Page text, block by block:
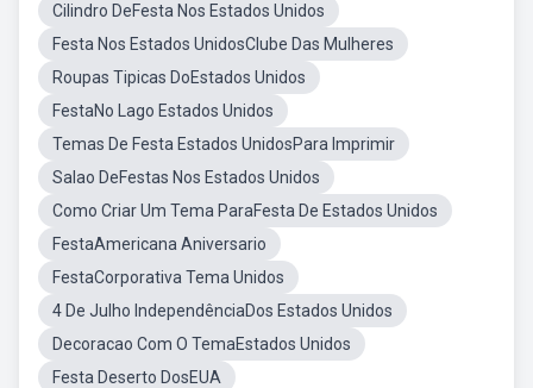
Cilindro DeFesta Nos Estados Unidos
Festa Nos Estados UnidosClube Das Mulheres
Roupas Tipicas DoEstados Unidos
FestaNo Lago Estados Unidos
Temas De Festa Estados UnidosPara Imprimir
Salao DeFestas Nos Estados Unidos
Como Criar Um Tema ParaFesta De Estados Unidos
FestaAmericana Aniversario
FestaCorporativa Tema Unidos
4 De Julho IndependênciaDos Estados Unidos
Decoracao Com O TemaEstados Unidos
Festa Deserto DosEUA